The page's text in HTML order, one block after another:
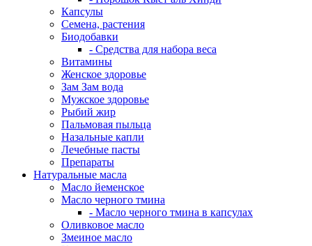
Капсулы
Семена, растения
Биодобавки
- Средства для набора веса
Витамины
Женское здоровье
Зам Зам вода
Мужское здоровье
Рыбий жир
Пальмовая пыльца
Назальные капли
Лечебные пасты
Препараты
Натуральные масла
Масло йеменское
Масло черного тмина
- Масло черного тмина в капсулах
Оливковое масло
Змеиное масло